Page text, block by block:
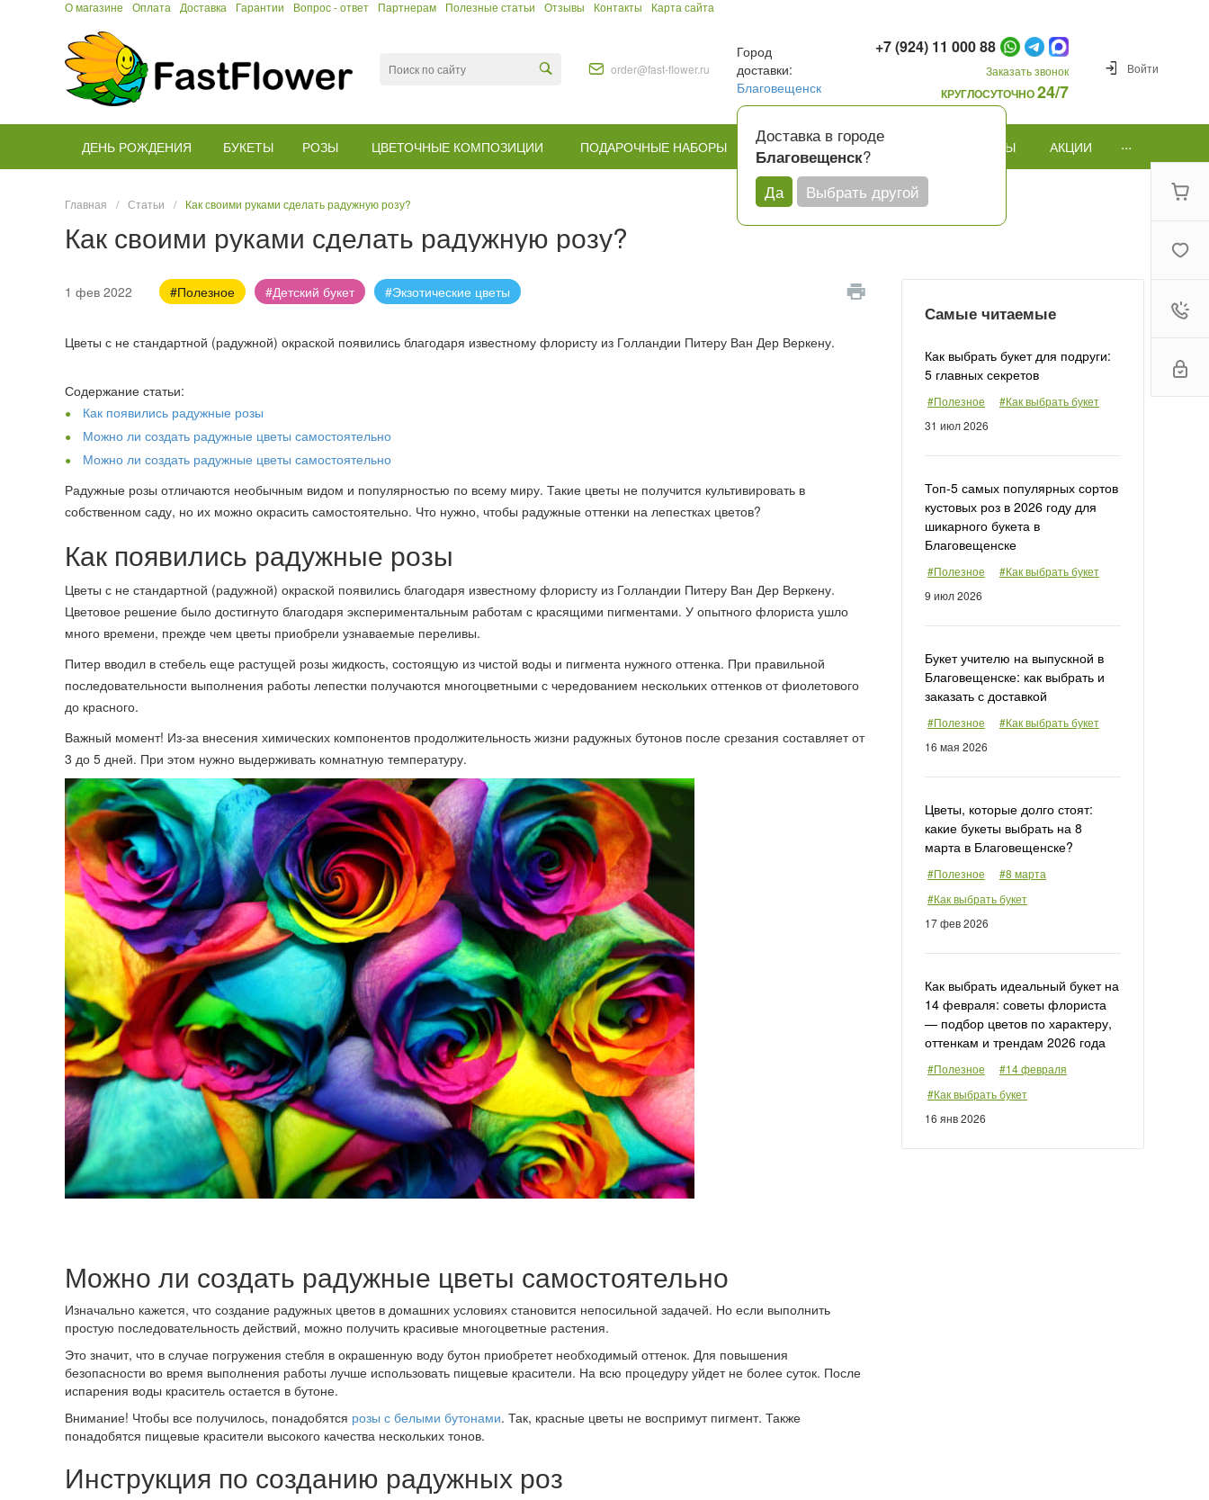
О магазине Оплата Доставка Гарантии Вопрос - ответ Партнерам Полезные статьи Отзывы Контакты Карта сайта
order@fast-flower.ru
Город
доставки:
Благовещенск
Доставка в городе
Благовещенск?
Да
Выбрать другой
+7 (924) 11 000 88
Заказать звонок
КРУГЛОСУТОЧНО24/7
Войти
ДЕНЬ РОЖДЕНИЯ БУКЕТЫ РОЗЫ ЦВЕТОЧНЫЕ КОМПОЗИЦИИ ПОДАРОЧНЫЕ НАБОРЫ КОМУ ПОВОД ПОДАРКИ И ШАРЫ АКЦИИ ...
Главная / Статьи / Как своими руками сделать радужную розу?
Как своими руками сделать радужную розу?
Самые читаемые
Как выбрать букет для подруги:
5 главных секретов
#Полезное
#Как выбрать букет
31 июл 2026
Топ-5 самых популярных сортов
кустовых роз в 2026 году для
шикарного букета в
Благовещенске
#Полезное
#Как выбрать букет
9 июл 2026
Букет учителю на выпускной в
Благовещенске: как выбрать и
заказать с доставкой
#Полезное
#Как выбрать букет
16 мая 2026
Цветы, которые долго стоят:
какие букеты выбрать на 8
марта в Благовещенске?
#Полезное
#8 марта
#Как выбрать букет
17 фев 2026
Как выбрать идеальный букет на
14 февраля: советы флориста
— подбор цветов по характеру,
оттенкам и трендам 2026 года
#Полезное
#14 февраля
#Как выбрать букет
16 янв 2026
1 фев 2022 #Полезное #Детский букет #Экзотические цветы
Цветы с не стандартной (радужной) окраской появились благодаря известному флористу из Голландии Питеру Ван Дер Веркену.
Содержание статьи:
Как появились радужные розы
Можно ли создать радужные цветы самостоятельно
Можно ли создать радужные цветы самостоятельно
Радужные розы отличаются необычным видом и популярностью по всему миру. Такие цветы не получится культивировать в
собственном саду, но их можно окрасить самостоятельно. Что нужно, чтобы радужные оттенки на лепестках цветов?
Как появились радужные розы
Цветы с не стандартной (радужной) окраской появились благодаря известному флористу из Голландии Питеру Ван Дер Веркену.
Цветовое решение было достигнуто благодаря экспериментальным работам с красящими пигментами. У опытного флориста ушло
много времени, прежде чем цветы приобрели узнаваемые переливы.
Питер вводил в стебель еще растущей розы жидкость, состоящую из чистой воды и пигмента нужного оттенка. При правильной
последовательности выполнения работы лепестки получаются многоцветными с чередованием нескольких оттенков от фиолетового
до красного.
Важный момент! Из-за внесения химических компонентов продолжительность жизни радужных бутонов после срезания составляет от
3 до 5 дней. При этом нужно выдерживать комнатную температуру.
Можно ли создать радужные цветы самостоятельно
Изначально кажется, что создание радужных цветов в домашних условиях становится непосильной задачей. Но если выполнить
простую последовательность действий, можно получить красивые многоцветные растения.
Это значит, что в случае погружения стебля в окрашенную воду бутон приобретет необходимый оттенок. Для повышения
безопасности во время выполнения работы лучше использовать пищевые красители. На всю процедуру уйдет не более суток. После
испарения воды краситель остается в бутоне.
Внимание! Чтобы все получилось, понадобятся розы с белыми бутонами. Так, красные цветы не воспримут пигмент. Также
понадобятся пищевые красители высокого качества нескольких тонов.
Инструкция по созданию радужных роз